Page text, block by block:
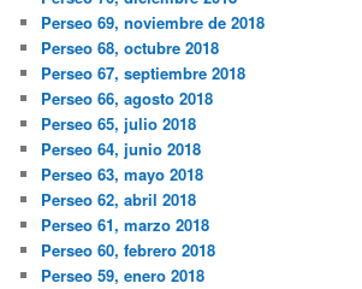
Perseo 69, noviembre de 2018
Perseo 68, octubre 2018
Perseo 67, septiembre 2018
Perseo 66, agosto 2018
Perseo 65, julio 2018
Perseo 64, junio 2018
Perseo 63, mayo 2018
Perseo 62, abril 2018
Perseo 61, marzo 2018
Perseo 60, febrero 2018
Perseo 59, enero 2018